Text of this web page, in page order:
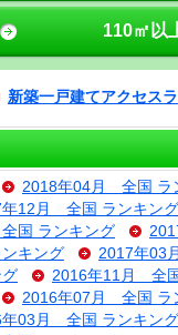
110㎡以
新築一戸建てアクセス
2018年04月 全国 ラ
年12月 全国 ランキング
国 ランキング
キング
2017年03
2016年11月 全
2016年07月 全国 ラ
年03月 全国 ランキング